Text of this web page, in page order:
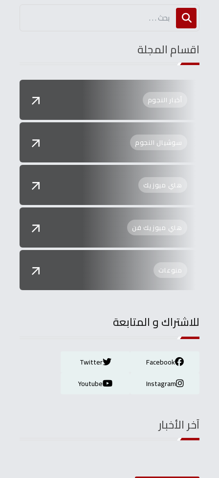
اقسام المجلة
أخبار النجوم
سوشيال النجوم
هاي ميوزيك
هاي ميوزيك فن
منوعات
للاشتراك و المتابعة
Facebook
Twitter
Instagram
Youtube
آخر الأخبار